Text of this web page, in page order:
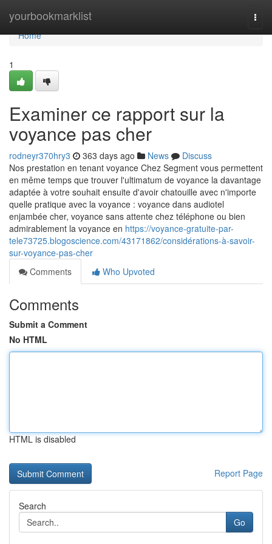
yourbookmarklist
Home
Home
1
Examiner ce rapport sur la
voyance pas cher
rodneyr370hry3 363 days ago News
Discuss
Nos prestation en tenant voyance Chez Segment vous permettent
en même temps que trouver l'ultimatum de voyance la davantage
adaptée à votre souhait ensuite d'avoir chatouille avec n'importe
quelle pratique avec la voyance : voyance dans audiotel
enjambée cher, voyance sans attente chez téléphone ou bien
admirablement la voyance en https://voyance-gratuite-par-
tele73725.blogoscience.com/43171862/considérations-à-savoir-
sur-voyance-pas-cher
Comments
Who Upvoted
Comments
Submit a Comment
No HTML
HTML is disabled
Report Page
Search
Go